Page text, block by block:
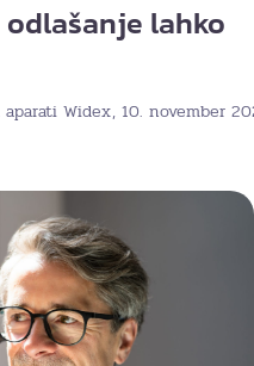
lahko
Widex, 10. november